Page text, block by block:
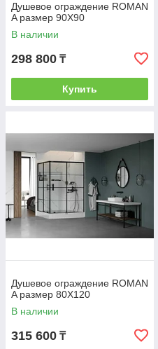
Душевое ограждение ROMAN
A размер 90Х90
В наличии
298 800 ₸
Купить
Душевое ограждение ROMAN
A размер 80Х120
В наличии
315 600 ₸